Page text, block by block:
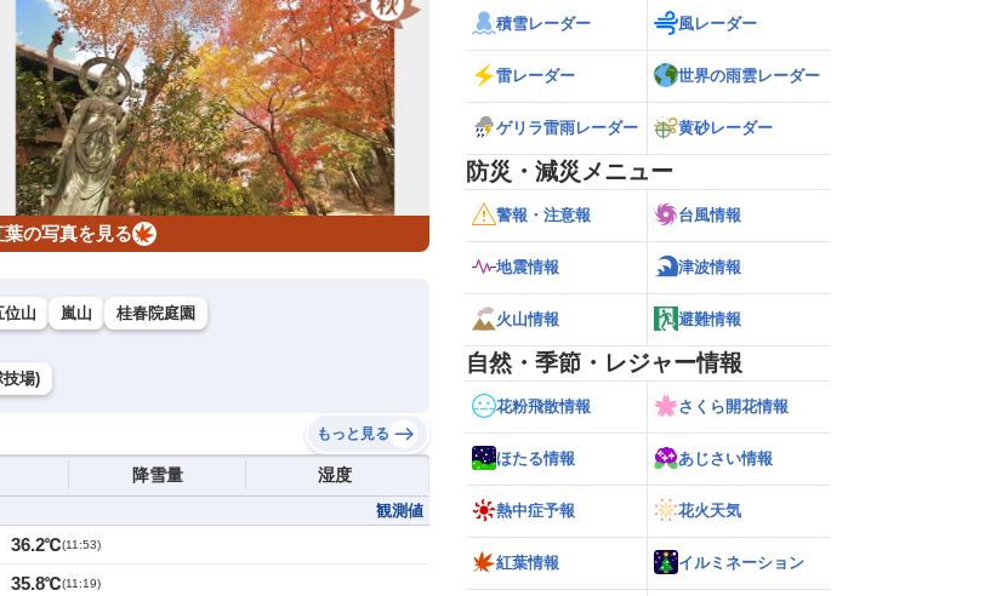
葉の写真を見る
位山 嵐山
桂春院庭園
場)
もっと見る
降雪量 湿度
観測値
36.2℃(11:53)
35.8℃(11:19)
積雪レーダー 風レーダー
雷レーダー 世界の雨雲レーダー
ゲリラ雷雨レーダー 黄砂レーダー
防災・減災メニュー
警報・注意報 台風情報
地震情報 津波情報
火山情報 避難情報
自然・季節・レジャー情報
花粉飛散情報 さくら開花情報
ほたる情報 あじさい情報
熱中症予報 花火天気
紅葉情報 イルミネーション